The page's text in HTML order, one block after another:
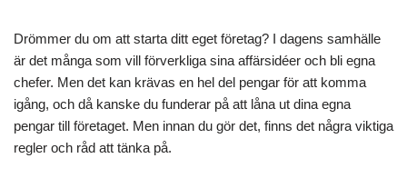
Drömmer du om att starta ditt eget företag? I dagens samhälle
är det många som vill förverkliga sina affärsidéer och bli egna
chefer. Men det kan krävas en hel del pengar för att komma
igång, och då kanske du funderar på att låna ut dina egna
pengar till företaget. Men innan du gör det, finns det några viktiga
regler och råd att tänka på.